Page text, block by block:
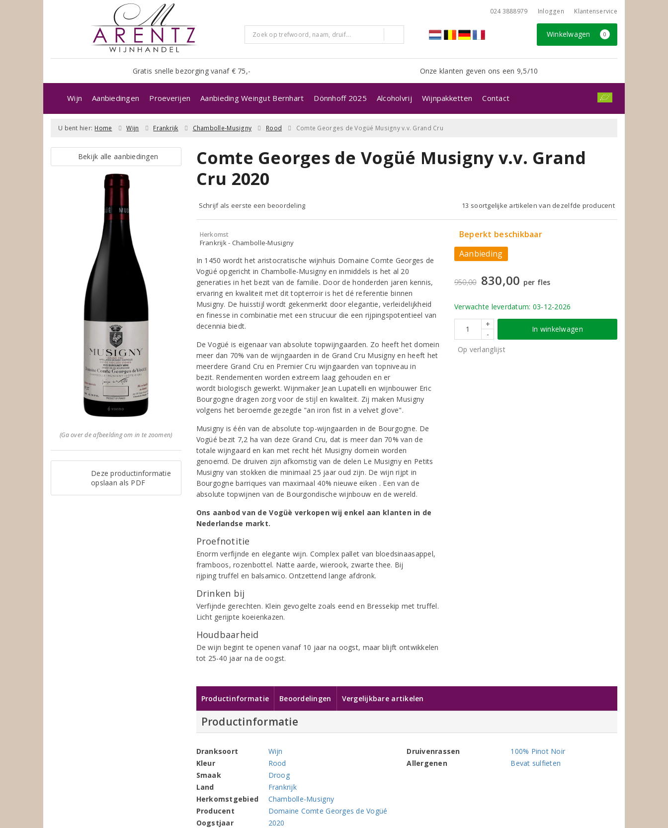
024 3888979 Inloggen Klantenservice
Winkelwagen 0
Gratis snelle bezorging vanaf € 75,- Onze klanten geven ons een 9,5/10
Wijn Aanbiedingen Proeverijen Aanbieding Weingut Bernhart Dönnhoff 2025 Alcoholvrij Wijnpakketten Contact
U bent hier: Home Wijn Frankrijk Chambolle-Musigny Rood Comte Georges de Vogüé Musigny v.v. Grand Cru
Bekijk alle aanbiedingen
(Ga over de afbeelding om in te zoomen)
Deze productinformatie
opslaan als PDF
Comte Georges de Vogüé Musigny v.v. Grand
Cru 2020
Schrijf als eerste een beoordeling 13 soortgelijke artikelen van dezelfde producent
Herkomst
Frankrijk - Chambolle-Musigny
In 1450 wordt het aristocratische wijnhuis Domaine Comte Georges de
Vogüé opgericht in Chambolle-Musigny en inmiddels is het al 20
generaties in het bezit van de familie. Door de honderden jaren kennis,
ervaring en kwaliteit met dit topterroir is het dé referentie binnen
Musigny. De huisstijl wordt gekenmerkt door elegantie, verleidelijkheid
en finesse in combinatie met een strucuur die een rijpingspotentieel van
decennia biedt.
De Vogüé is eigenaar van absolute topwijngaarden. Zo heeft het domein
meer dan 70% van de wijngaarden in de Grand Cru Musigny en heeft het
meerdere Grand Cru en Premier Cru wijngaarden van topniveau in
bezit. Rendementen worden extreem laag gehouden en er
wordt biologisch gewerkt. Wijnmaker Jean Lupatelli en wijnbouwer Eric
Bourgogne dragen zorg voor de stijl en kwaliteit. Zij maken Musigny
volgens het beroemde gezegde "an iron fist in a velvet glove".
Musigny is één van de absolute top-wijngaarden in de Bourgogne. De
Vogüé bezit 7,2 ha van deze Grand Cru, dat is meer dan 70% van de
totale wijngaard en kan met recht hét Musigny domein worden
genoemd. De druiven zijn afkomstig van de delen Le Musigny en Petits
Musigny van stokken die minimaal 25 jaar oud zijn. De wijn rijpt in
Bourgogne barriques van maximaal 40% nieuwe eiken . Een van de
absolute topwijnen van de Bourgondische wijnbouw en de wereld.
Ons aanbod van de Vogüè verkopen wij enkel aan klanten in de
Nederlandse markt.
Proefnotitie
Enorm verfijnde en elegante wijn. Complex pallet van bloedsinaasappel,
framboos, rozenbottel. Natte aarde, wierook, zwarte thee. Bij
rijping truffel en balsamico. Ontzettend lange afdronk.
Drinken bij
Verfijnde gerechten. Klein gevogelte zoals eend en Bressekip met truffel.
Licht gerijpte koeienkazen.
Houdbaarheid
De wijn begint te openen vanaf 10 jaar na oogst, maar blijft ontwikkelen
tot 25-40 jaar na de oogst.
Beperkt beschikbaar
Aanbieding
950,00 830,00 per fles
Verwachte leverdatum: 03-12-2026
+
-
In winkelwagen
Op verlanglijst
Productinformatie Beoordelingen Vergelijkbare artikelen
Productinformatie
Dranksoort
Wijn
Kleur
Rood
Smaak
Droog
Land
Frankrijk
Herkomstgebied
Chambolle-Musigny
Producent
Domaine Comte Georges de Vogüé
Oogstjaar
2020
Druivenrassen
100% Pinot Noir
Allergenen
Bevat sulfieten